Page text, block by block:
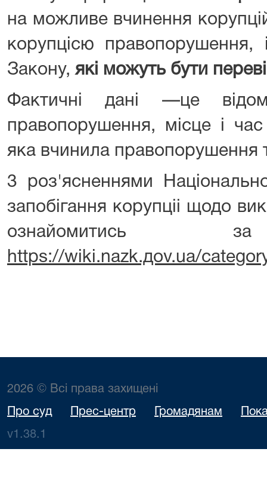
на можливе вчинення
корупцісю
Закону,які можуть бути
Фактичні дані —це
правопорушення, місце i
яка вчинила правопорушення
3 роз'ясненнями
запобігання корупціі щодо
ознайомитись
https://wiki.nazk.дov.ua/
2026 © Всі права захищені
Про суд Прес-центр Громадянам
v1.38.1